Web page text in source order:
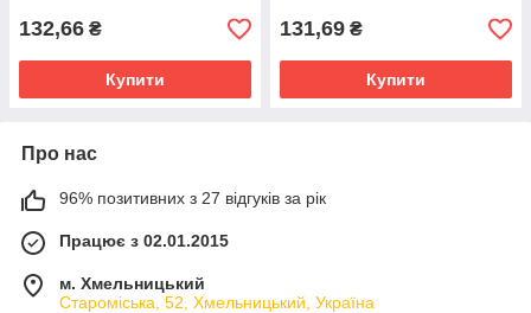
132,66 ₴
Купити
131,69 ₴
Купити
Про нас
96% позитивних з 27 відгуків за рік
Працює з 02.01.2015
м. Хмельницький
Староміська, 52, Хмельницький, Україна